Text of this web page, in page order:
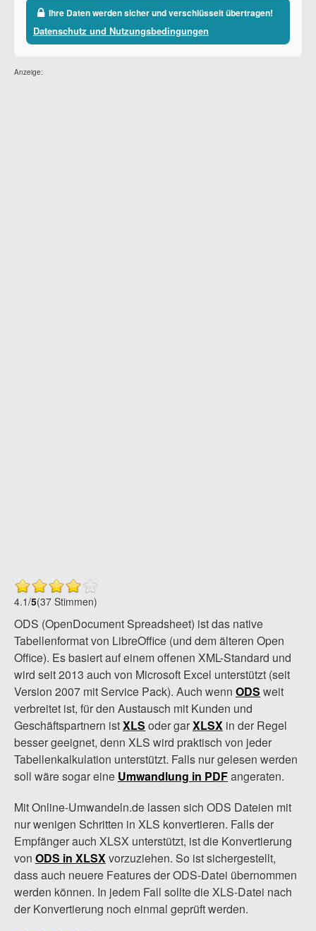
Ihre Daten werden sicher und verschlüsselt übertragen!
Datenschutz und Nutzungsbedingungen
Anzeige:
4.1/5(37 Stimmen)
ODS (OpenDocument Spreadsheet) ist das native
Tabellenformat von LibreOffice (und dem älteren Open
Office). Es basiert auf einem offenen XML-Standard und
wird seit 2013 auch von Microsoft Excel unterstützt (seit
Version 2007 mit Service Pack). Auch wenn ODS weit
verbreitet ist, für den Austausch mit Kunden und
Geschäftspartnern istXLS oder garXLSX in der Regel
besser geeignet, denn XLS wird praktisch von jeder
Tabellenkalkulation unterstützt. Falls nur gelesen werden
soll wäre sogar eine Umwandlung in PDFangeraten.
Mit Online-Umwandeln.de lassen sich ODS Dateien mit
nur wenigen Schritten in XLS konvertieren. Falls der
Empfänger auch XLSX unterstützt, ist die Konvertierung
von ODS in XLSXvorzuziehen. So ist sichergestellt,
dass auch neuere Features der ODS-Datei übernommen
werden können. In jedem Fall sollte die XLS-Datei nach
der Konvertierung noch einmal geprüft werden.